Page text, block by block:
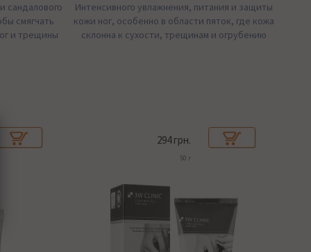
сандалового
смягчать
и трещины
Интенсивного увлажнения, питания и защиты
кожи ног, особенно в области пяток, где кожа
склонна к сухости, трещинам и огрубению
294 грн.
50 г